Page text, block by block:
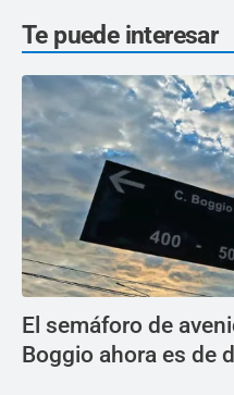
Te puede interesar
El semáforo de
Boggio ahora es de